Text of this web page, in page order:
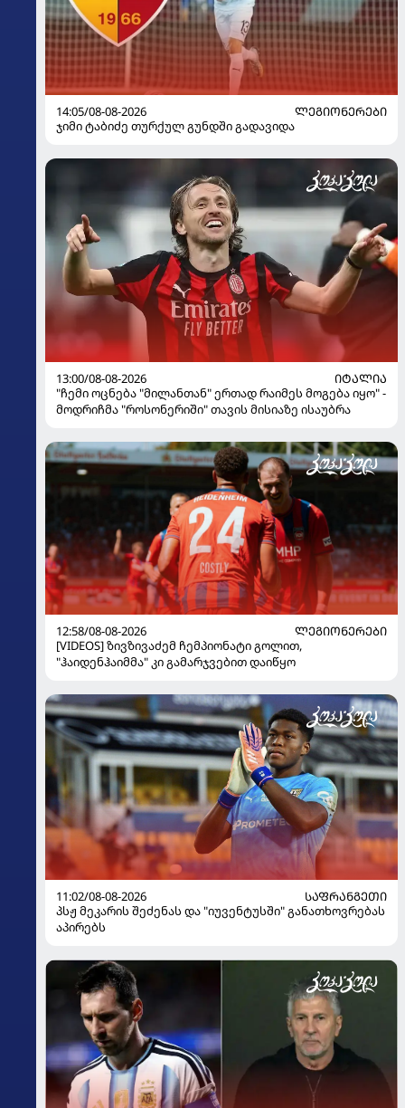
14:05/08-08-2026
ᲚᲔᲒᲘᲝᲜᲔᲠᲔᲑᲘ
ჯიმი ტაბიძე თურქულ გუნდში გადავიდა
13:00/08-08-2026
ᲘᲢᲐᲚᲘᲐ
"ჩემი ოცნება "მილანთან" ერთად რაიმეს მოგება იყო" -
მოდრიჩმა "როსონერიში" თავის მისიაზე ისაუბრა
12:58/08-08-2026
ᲚᲔᲒᲘᲝᲜᲔᲠᲔᲑᲘ
[VIDEOS] ზივზივაძემ ჩემპიონატი გოლით,
"ჰაიდენჰაიმმა" კი გამარჯვებით დაიწყო
11:02/08-08-2026
ᲡᲐᲤᲠᲐᲜᲒᲔᲗᲘ
პსჟ მეკარის შეძენას და "იუვენტუსში" განათხოვრებას
აპირებს